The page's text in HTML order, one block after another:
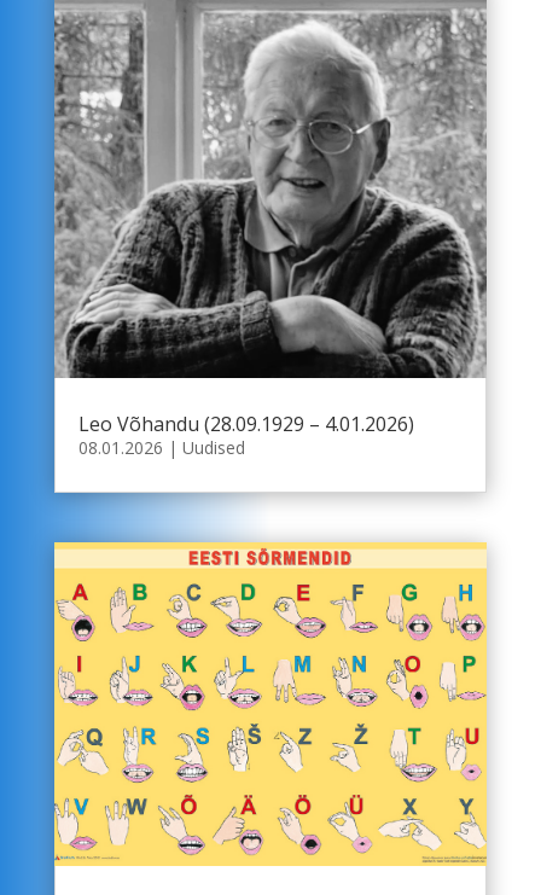
Leo Võhandu (28.09.1929 – 4.01.2026)
08.01.2026 | Uudised